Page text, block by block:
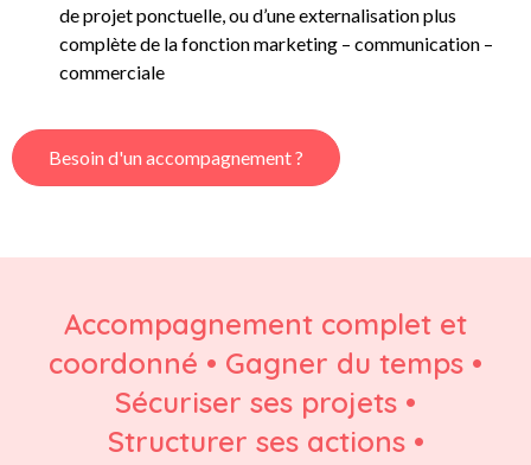
de projet ponctuelle, ou d’une externalisation plus
complète de la fonction marketing – communication –
commerciale
Besoin d'un accompagnement ?
Accompagnement complet et
coordonné • Gagner du temps •
Sécuriser ses projets •
Structurer ses actions •